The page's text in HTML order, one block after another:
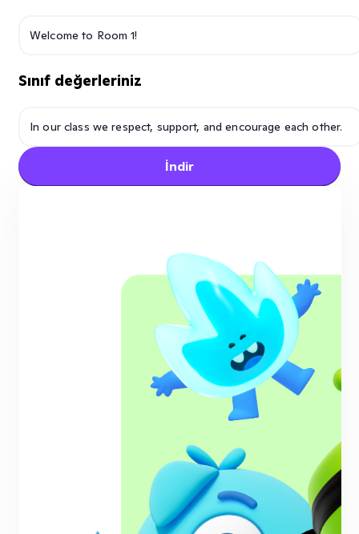
Sınıf değerleriniz
İndir